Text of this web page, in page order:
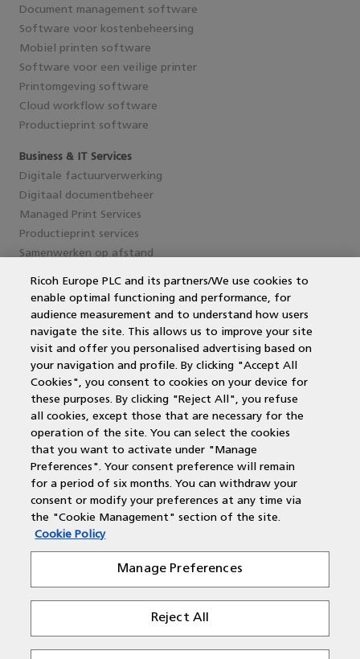
Document management software
Software voor kostenbeheersing
Mobiel printen software
Software voor een veilige printer
Printomgeving software
Cloud workflow software
Productieprint software
Business & IT Services
Digitale factuurverwerking
Digitaal documentbeheer
Managed Print Services
Productieprint services
Samenwerken op afstand
Service en support
MPS Printing
Kantoorprinter vergelijken
Kopieermachines
MPS offerte aanvragen
Contactgegevens
New Yorkstraat 66
1175 RD Lijnden
T: 088-543 0808
E: salessupport@document-center.nl
Ricoh Europe PLC and its partners/We use cookies to
enable optimal functioning and performance, for
audience measurement and to understand how users
navigate the site. This allows us to improve your site
visit and offer you personalised advertising based on
your navigation and profile. By clicking "Accept All
Cookies", you consent to cookies on your device for
these purposes. By clicking "Reject All", you refuse
all cookies, except those that are necessary for the
operation of the site. You can select the cookies
that you want to activate under "Manage
Preferences". Your consent preference will remain
for a period of six months. You can withdraw your
consent or modify your preferences at any time via
the "Cookie Management" section of the site.
Cookie Policy
Manage Preferences
Reject All